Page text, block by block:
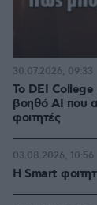
Το DEI College
βοηθό AI που
φοιτητές
30.07.2026, 09:33
Η Smart
03.08.2026, 10:56